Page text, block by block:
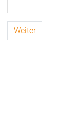
Weiter